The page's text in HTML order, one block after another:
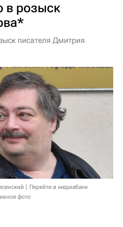
в розыск
писателя Дмитрия
Перейти в медиабанк
фото